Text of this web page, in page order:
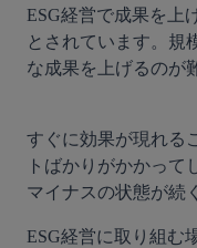
ESG経営で成果を上
とされています。規
な成果を上げるのが
すぐに効果が現れる
トばかりがかかって
マイナスの状態が続
ESG経営に取り組む